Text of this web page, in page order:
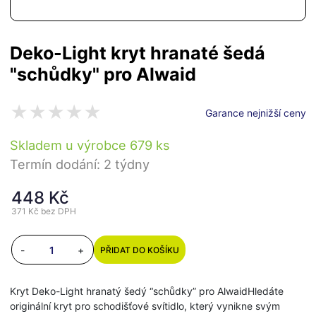
Deko-Light kryt hranaté šedá
"schůdky" pro Alwaid
Garance nejnižší ceny
Skladem u výrobce 679 ks
Termín dodání: 2 týdny
448 Kč
371 Kč bez DPH
- + PŘIDAT DO KOŠÍKU
Kryt Deko-Light hranatý šedý “schůdky” pro AlwaidHledáte
originální kryt pro schodišťové svítidlo, který vynikne svým